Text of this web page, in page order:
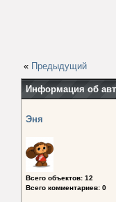
« Предыдущий
Информация об
Эня
Всего объектов: 12
Всего комментариев: 0